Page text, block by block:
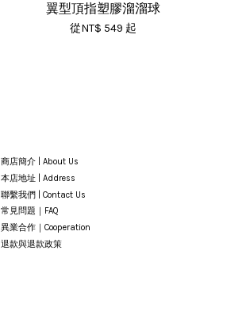
翼型頂指塑膠溜溜球
從NT$ 549 起
商店簡介 | About Us
本店地址 | Address
聯繫我們 | Contact Us
常見問題｜FAQ
異業合作｜Cooperation
退款與退款政策